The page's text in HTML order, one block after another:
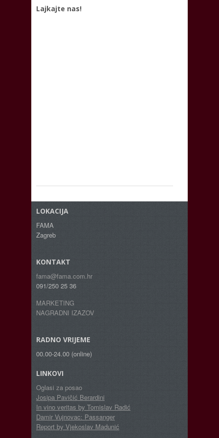
Lajkajte nas!
LOKACIJA
FAMA
Zagreb
KONTAKT
fama@fama.com.hr
091/250 25 36
MARKETING
NAGRADNI IZAZOV
RADNO VRIJEME
00.00-24.00 (online)
LINKOVI
Oglasi za posao
Josipa Pavičić Berardini
In vino veritas by Tomislav Radić
Damir Vujnovac: Passanger
Report by Vjekoslav Madunić